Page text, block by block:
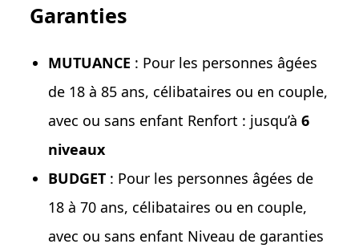
Garanties
MUTUANCE : Pour les personnes âgées
de 18 à 85 ans, célibataires ou en couple,
avec ou sans enfant Renfort : jusqu’à 6
niveaux
BUDGET: Pour les personnes âgées de
18 à 70 ans, célibataires ou en couple,
avec ou sans enfant Niveau de garanties